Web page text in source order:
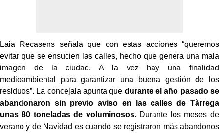
Laia Recasens señala que con estas acciones “queremos
evitar que se ensucien las calles, hecho que genera una mala
imagen de la ciudad. A la vez hay una finalidad
medioambiental para garantizar una buena gestión de los
residuos”. La concejala apunta que durante el año pasado se
abandonaron sin previo aviso en las calles de Tàrrega
unas 80 toneladas de voluminosos. Durante los meses de
verano y de Navidad es cuando se registraron más abandonos